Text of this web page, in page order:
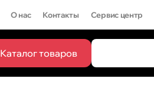
О нас Контакты Сервис центр
Каталог товаров